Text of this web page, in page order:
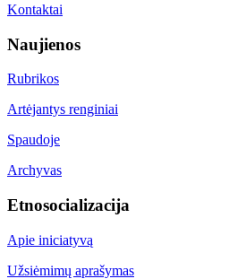
Kontaktai
Naujienos
Rubrikos
Artėjantys renginiai
Spaudoje
Archyvas
Etnosocializacija
Apie iniciatyvą
Užsiėmimų aprašymas